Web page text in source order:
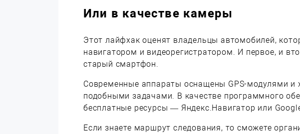
Или в качестве камеры
Этот лайфхак оценят владельцы автомобилей,
навигатором и видеорегистратором. И первое, и
старый смартфон.
Современные аппараты оснащены GPS-модулями и
подобными задачами. В качестве программного
бесплатные ресурсы — Яндекс.Навигатор или
Если знаете маршрут следования, то сможете